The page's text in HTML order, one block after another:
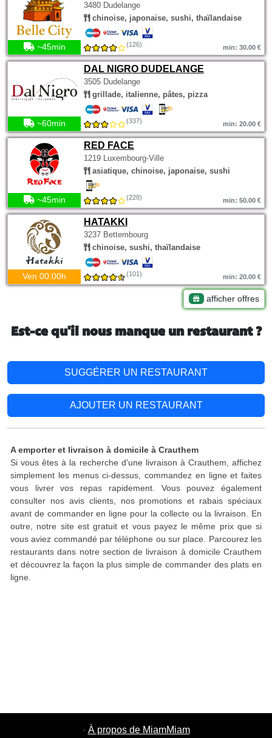
3480 Dudelange
chinoise, japonaise, sushi, thaïlandaise
~45min (126) min: 30.00 €
DAL NIGRO DUDELANGE
3505 Dudelange
grillade, italienne, pâtes, pizza
~60min (337) min: 20.00 €
RED FACE
1219 Luxembourg-Ville
asiatique, chinoise, japonaise, sushi
~45min (228) min: 50.00 €
HATAKKI
3237 Bettembourg
chinoise, sushi, thaïlandaise
Ven 00:00h (101) min: 20.00 €
afficher offres
Est-ce qu'il nous manque un restaurant ?
SUGGÉRER UN RESTAURANT
AJOUTER UN RESTAURANT
A emporter et livraison à domicile à Crauthem
Si vous êtes à la recherche d'une livraison à Crauthem, affichez
simplement les menus ci-dessus, commandez en ligne et faites
vous livrer vos repas rapidement. Vous pouvez également
consulter nos avis clients, nos promotions et rabais spéciaux
avant de commander en ligne pour la collecte ou la livraison. En
outre, notre site est gratuit et vous payez le même prix que si
vous aviez commandé par téléphone ou sur place. Parcourez les
restaurants dans notre section de livraison à domicile Crauthem
et découvrez la façon la plus simple de commander des plats en
ligne.
· À propos de MiamMiam